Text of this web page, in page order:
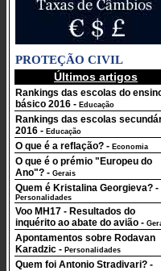
PROTEÇÃO CIVIL
Últimos artigos
Rankings das escolas do
básico 2016 - Educação
Rankings das escolas
2016 - Educação
O que é a reflação? - Economia
O que é o prémio "Europeu do
Ano"? - Gerais
Quem é Kristalina Georgieva? -
Personalidades
Voo MH17 - Resultados do
inquérito ao abate do avião -
Apontamentos sobre Rodavan
Karadzic - Personalidades
Quem foi Antonio Stradivari? -